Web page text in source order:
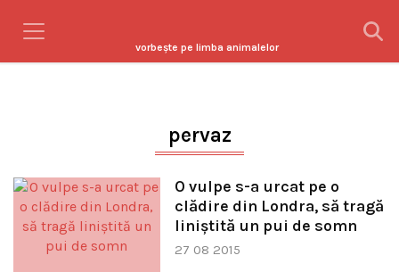
vorbeşte pe limba animalelor
pervaz
O vulpe s-a urcat pe o
clădire din Londra, să tragă
liniştită un pui de somn
27 08 2015